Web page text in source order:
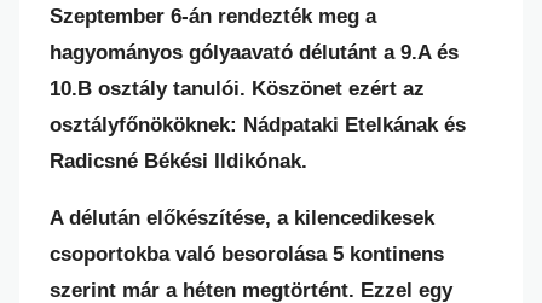
Szeptember 6-án rendezték meg a
hagyományos gólyaavató délutánt a 9.A és
10.B osztály tanulói. Köszönet ezért az
osztályfőnököknek: Nádpataki Etelkának és
Radicsné Békési Ildikónak.
A délután előkészítése, a kilencedikesek
csoportokba való besorolása 5 kontinens
szerint már a héten megtörtént. Ezzel egy